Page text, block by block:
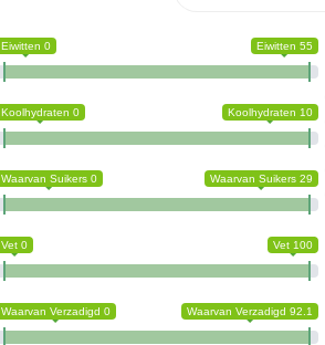
Eiwitten 0 Eiwitten 55
Koolhydraten 0 Koolhydraten 10
Waarvan Suikers 0 Waarvan Suikers 29
Vet 0 Vet 100
Waarvan Verzadigd 0 Waarvan Verzadigd 92.1